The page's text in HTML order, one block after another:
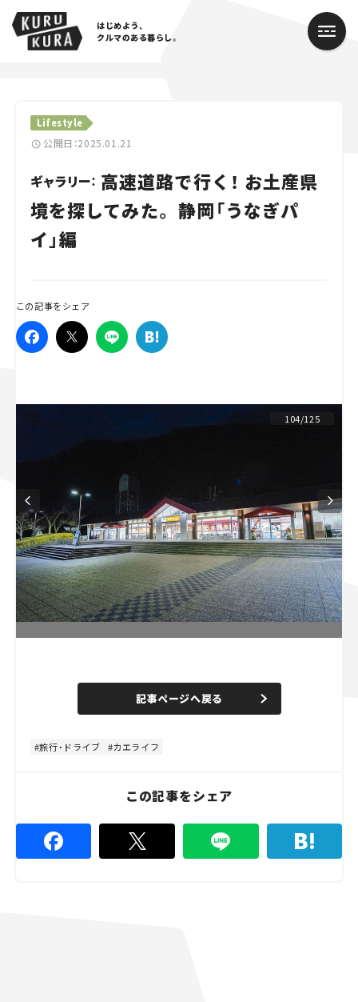
はじめよう、
クルマのある暮らし。
Lifestyle
公開日：2025.01.21
ギャラリー： 高速道路で行く！ お土産県
境を探してみた。 静岡「うなぎパ
イ」編
この記事をシェア
104/125
n
e
d
%
記事ページへ戻る
旅行・ドライブ カエライフ
この記事をシェア
Cars
Lifestyle
Traffic
Special
Campaign
人気のハッシュタグ